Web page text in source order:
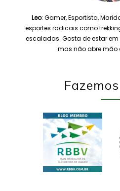
Leo: Gamer, Esportista,
esportes radicais como
escaladas. Gosta de estar
mas não abre mão